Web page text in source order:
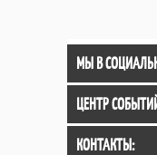
МЫ В
ЦЕНТР
КОНТАКТЫ: